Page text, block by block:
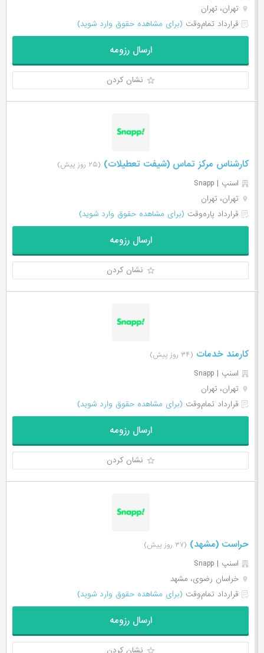
تهران، تهران
قرارداد تمام‌وقت (برای مشاهده حقوق وارد شوید)
ارسال رزومه
نشان کردن
کارشناس مرکز تماس (شیفت تعطیلات) (۲۵ روز پیش)
اسنپ | Snapp
تهران، تهران
قرارداد پاره‌وقت (برای مشاهده حقوق وارد شوید)
ارسال رزومه
نشان کردن
کارمند خدمات (۳۴ روز پیش)
اسنپ | Snapp
تهران، تهران
قرارداد تمام‌وقت (برای مشاهده حقوق وارد شوید)
ارسال رزومه
نشان کردن
حراست (مشهد) (۳۷ روز پیش)
اسنپ | Snapp
خراسان رضوی، مشهد
قرارداد تمام‌وقت (برای مشاهده حقوق وارد شوید)
ارسال رزومه
نشان کردن